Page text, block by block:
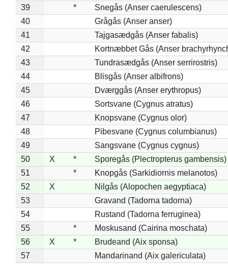
39
*
Snegås (Anser caerulescens)
40
Grågås (Anser anser)
41
Tajgasædgås (Anser fabalis)
42
Kortnæbbet Gås (Anser
43
Tundrasædgås (Anser serrirostris)
44
Blisgås (Anser albifrons)
45
Dværggås (Anser erythropus)
46
Sortsvane (Cygnus atratus)
47
Knopsvane (Cygnus olor)
48
Pibesvane (Cygnus columbianus)
49
Sangsvane (Cygnus cygnus)
50
X *
Sporegås (Plectropterus gambensis)
51
*
Knopgås (Sarkidiornis melanotos)
52
X
Nilgås (Alopochen aegyptiaca)
53
Gravand (Tadorna tadorna)
54
Rustand (Tadorna ferruginea)
55
*
Moskusand (Cairina moschata)
56
X *
Brudeand (Aix sponsa)
57
Mandarinand (Aix galericulata)